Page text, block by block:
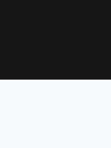
videreutvikle Trysil som